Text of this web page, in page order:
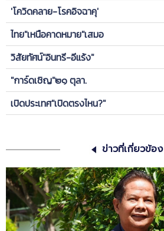
'โควิดคลาย-โรคอิจฉาคุ'
ไทย"เหนือคาดหมาย"เสมอ
วิสัยทัศน์"อินทรี-อีแร้ง"
"การ์ดเชิญ"๒๑ ตุลา.
เปิดประเทศ"เปิดตรงไหน?"
ข่าวที่เกี่ยวข้อง